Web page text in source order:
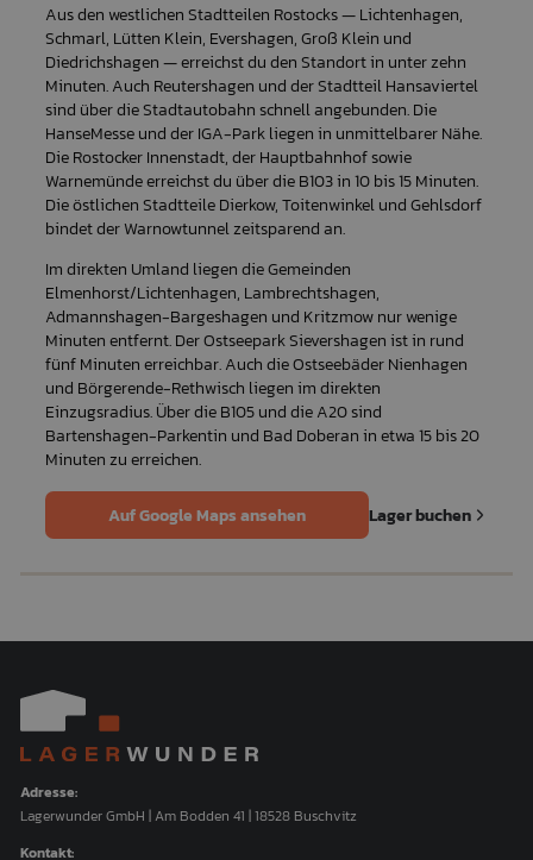
Aus den westlichen Stadtteilen Rostocks — Lichtenhagen,
Schmarl, Lütten Klein, Evershagen, Groß Klein und
Diedrichshagen — erreichst du den Standort in unter zehn
Minuten. Auch Reutershagen und der Stadtteil Hansaviertel
sind über die Stadtautobahn schnell angebunden. Die
HanseMesse und der IGA-Park liegen in unmittelbarer Nähe.
Die Rostocker Innenstadt, der Hauptbahnhof sowie
Warnemünde erreichst du über die B103 in 10 bis 15 Minuten.
Die östlichen Stadtteile Dierkow, Toitenwinkel und Gehlsdorf
bindet der Warnowtunnel zeitsparend an.
Im direkten Umland liegen die Gemeinden
Elmenhorst/Lichtenhagen, Lambrechtshagen,
Admannshagen-Bargeshagen und Kritzmow nur wenige
Minuten entfernt. Der Ostseepark Sievershagen ist in rund
fünf Minuten erreichbar. Auch die Ostseebäder Nienhagen
und Börgerende-Rethwisch liegen im direkten
Einzugsradius. Über die B105 und die A20 sind
Bartenshagen-Parkentin und Bad Doberan in etwa 15 bis 20
Minuten zu erreichen.
Auf Google Maps ansehen Lager buchen
Adresse:
Lagerwunder GmbH | Am Bodden 41 | 18528 Buschvitz
Kontakt: